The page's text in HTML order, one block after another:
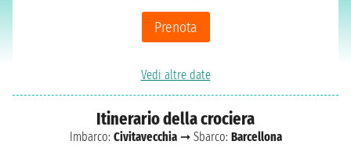
Prenota
Vedi altre date
Itinerario della crociera
Imbarco: Civitavecchia➞ Sbarco: Barcellona